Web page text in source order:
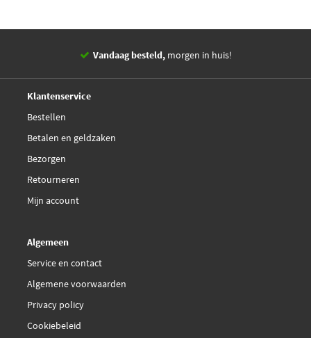
Vandaag besteld, morgen in huis!
Klantenservice
Bestellen
Betalen en geldzaken
Bezorgen
Retourneren
Mijn account
Algemeen
Service en contact
Algemene voorwaarden
Privacy policy
Cookiebeleid